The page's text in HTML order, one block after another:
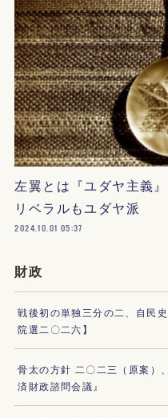
左翼とは『ユダヤ主義
リベラルもユダヤ派
2024.10.01 05:37
財政
戦後初の単独三分の二、自民
院選二〇二六】
骨太の方針 二〇二三（原案）
済財政諮問会議』